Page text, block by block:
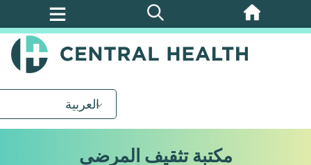
تخطي
العربية
مكتبة تثقيف المرضى